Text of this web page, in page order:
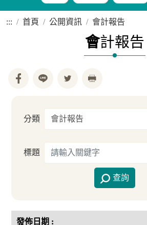
::: 首頁 公開資訊 會計報告
會計報告
分類
標題
查詢